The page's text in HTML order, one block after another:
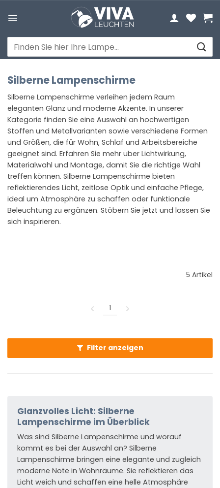
Inhalt
Suchen
nach:
Silberne Lampenschirme
Silberne Lampenschirme verleihen jedem Raum
eleganten Glanz und moderne Akzente. In unserer
Kategorie finden Sie eine Auswahl an hochwertigen
Stoffen und Metallvarianten sowie verschiedene Formen
und Größen, die für Wohn, Schlaf und Arbeitsbereiche
geeignet sind. Erfahren Sie mehr über Lichtwirkung,
Materialwahl und Montage, damit Sie die richtige Wahl
treffen können. Silberne Lampenschirme bieten
reflektierendes Licht, zeitlose Optik und einfache Pflege,
ideal um Atmosphäre zu schaffen oder funktionale
Beleuchtung zu ergänzen. Stöbern Sie jetzt und lassen Sie
sich inspirieren.
5 Artikel
1
Filter anzeigen
Glanzvolles Licht: Silberne
Lampenschirme im Überblick
Was sind Silberne Lampenschirme und worauf
kommt es bei der Auswahl an? Silberne
Lampenschirme bringen eine elegante und zugleich
moderne Note in Wohnräume. Sie reflektieren das
Licht weich und schaffen eine helle Atmosphäre